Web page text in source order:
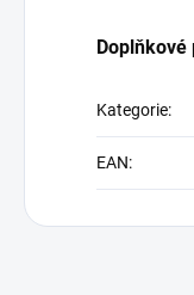
Kategorie:
EAN: